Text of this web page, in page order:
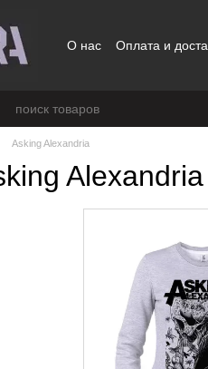
О нас Оплата и
Asking Alexandria
Alexandria